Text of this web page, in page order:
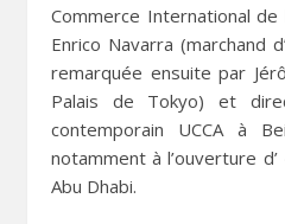
Commerce International de
Enrico Navarra (marchand
remarquée ensuite par
Palais de Tokyo) et
contemporain UCCA à
notamment à l’ouverture
Abu Dhabi.